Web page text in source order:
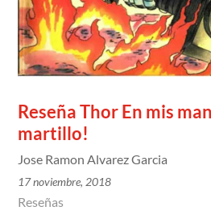
Reseña Thor En mis
martillo!
Jose Ramon Alvarez Garcia
17 noviembre, 2018
Reseñas